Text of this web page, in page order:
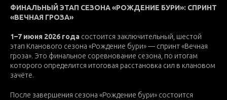
ФИНАЛЬНЫЙ ЭТАП СЕЗОНА «РОЖДЕНИЕ БУРИ»: СПРИНТ
«ВЕЧНАЯ ГРОЗА»
1–7 июня 2026 года состоится заключительный, шестой
этап Кланового сезона «Рождение бури» — спринт «Вечная
гроза». Это финальное соревнование сезона, по итогам
которого определится итоговая расстановка сил в клановом
зачёте.
После завершения сезона «Рождение бури» состоится